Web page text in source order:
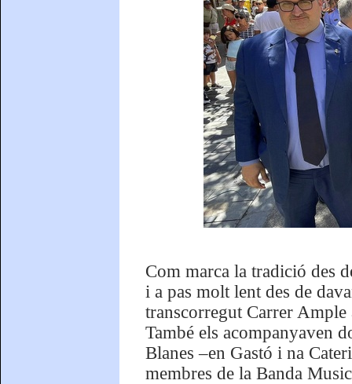
Com marca la tradició des
i a pas molt lent des de
transcorregut Carrer Ample
També els acompanyaven
Blanes –en Gastó i na
membres de la Banda